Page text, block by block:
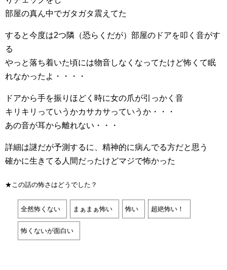
部屋の真ん中でガタガタ震えてた
すると今度は2つ隣（恐らくだが）部屋のドアを叩く音がす
る
やっと落ち着いた頃には物音しなくなってたけど怖くて眠
れなかったよ・・・・
ドアから手を振りほどく時に女の爪が引っかく音
キリキリっていうかカサカサっていうか・・・
あの音が耳から離れない・・・
詳細は謎だが予測するに、精神的に病んでる方だと思う
確かに生きてる人間だったけどマジで怖かった
★この話の怖さはどうでした？
全然怖くない まぁまぁ怖い 怖い 超絶怖い！
怖くないが面白い